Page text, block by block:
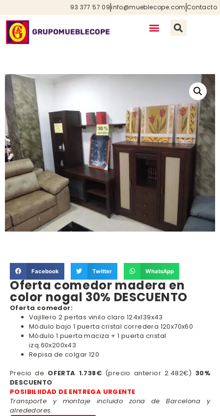
93 377 57 09info@mueblecope.com Contacto
Facebook Twitter WhatsApp
Oferta comedor madera en
color nogal 30% DESCUENTO
Oferta comedor:
Vajillero 2 pertas vinilo claro 124x139x43
Módulo bajo 1 puerta cristal corredera 120x70x60
Módulo 1 puerta maciza + 1 puerta cristal
izq.60x200x43
Repisa de colgar 120
Precio de OFERTA 1.738€ (precio anterior 2.482€) 30%
DESCUENTO
POSIBILIIDAD DE ENTREGA URGENTE
Transporte y montaje incluido zona de Barcelona y
alrededores.